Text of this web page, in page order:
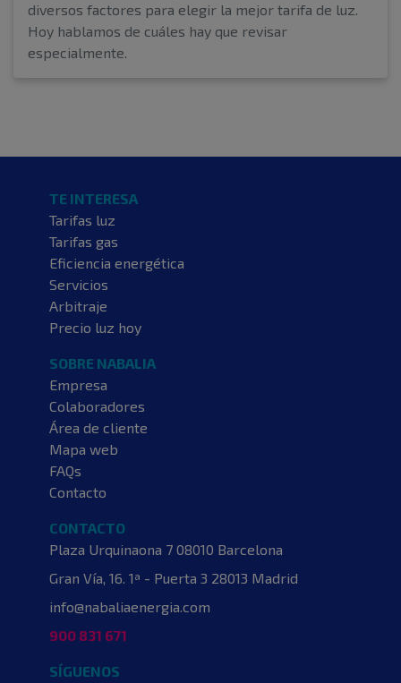
diversos factores para elegir la mejor tarifa de luz.
Hoy hablamos de cuáles hay que revisar
especialmente.
CONTACTO
Plaza Urquinaona 7 08010 Barcelona
Gran Vía, 16. 1ª - Puerta 3 28013 Madrid
info@nabaliaenergia.com
900 831 671
TE INTERESA
Tarifas luz
Tarifas gas
Eficiencia energética
Servicios
Arbitraje
Precio luz hoy
SOBRE NABALIA
Empresa
Colaboradores
Área de cliente
Mapa web
FAQs
Contacto
SÍGUENOS